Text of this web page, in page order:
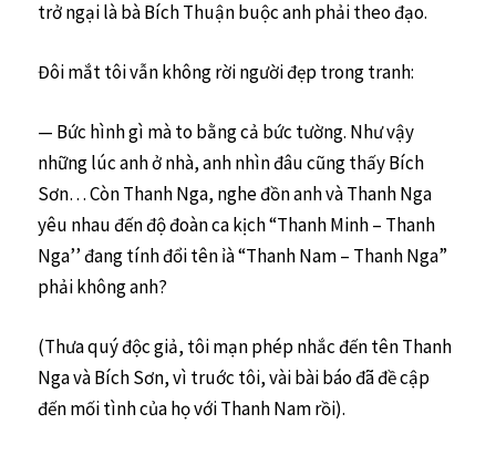
trở ngại là bà Bích Thuận buộc anh phải theo đạo.
Đôi mắt tôi vẫn không rời người đẹp trong tranh:
— Bức hình gì mà to bằng cả bức tường. Như vậy
những lúc anh ở nhà, anh nhìn đâu cũng thấy Bích
Sơn… Còn Thanh Nga, nghe đồn anh và Thanh Nga
yêu nhau đến độ đoàn ca kịch “Thanh Minh – Thanh
Nga’’ đang tính đổi tên ỉà “Thanh Nam – Thanh Nga”
phải không anh?
(Thưa quý độc giả, tôi mạn phép nhắc đến tên Thanh
Nga và Bích Sơn, vì truớc tôi, vài bài báo đã đề cập
đến mối tình của họ với Thanh Nam rồi).